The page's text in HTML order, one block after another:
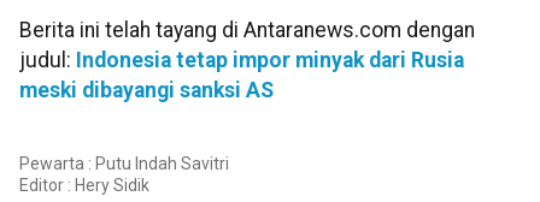
Berita ini telah tayang di Antaranews.com dengan
judul: Indonesia tetap impor minyak dari Rusia
meski dibayangi sanksi AS
Pewarta : Putu Indah Savitri
Editor : Hery Sidik